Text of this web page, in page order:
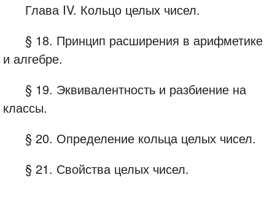
Глава IV. Кольцо целых чисел.
§ 18. Принцип расширения в арифметике
и алгебре.
§ 19. Эквивалентность и разбиение на
классы.
§ 20. Определение кольца целых чисел.
§ 21. Свойства целых чисел.